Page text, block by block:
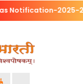
2025-2026 for